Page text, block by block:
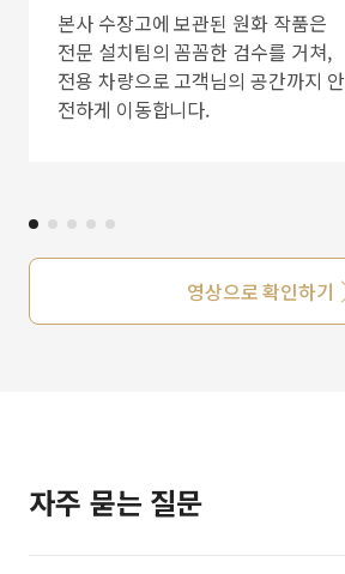
본사 수장고에 보관된 원화 작품은
전문 설치팀의 꼼꼼한 검수를 거쳐,
전용 차량으로 고객님의 공간까지 안
전하게 이동합니다.
영상으로 확인하기
자주 묻는 질문